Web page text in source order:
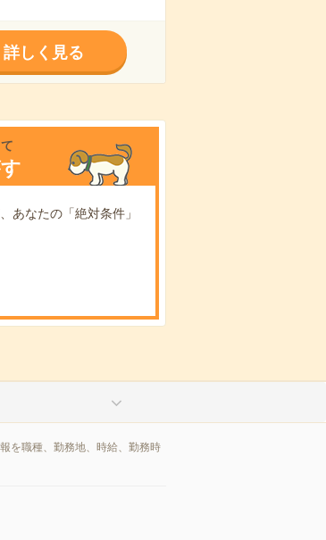
詳しく見る
あなたの「絶対条件」
を職種、勤務地、時給、勤務時